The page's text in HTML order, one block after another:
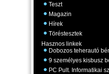
Teszt
Magazin
Hírek
Töréstesztek
Hasznos linkek
Dobozos teherautó
9 személyes kisbusz
PC Pult. Informatikai